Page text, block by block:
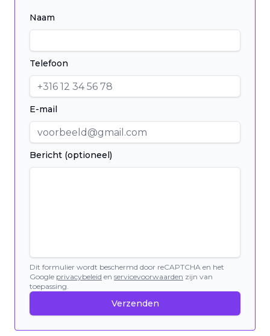
Naam
Telefoon
E-mail
Bericht (optioneel)
Dit formulier wordt beschermd door reCAPTCHA en het
Google privacybeleid en servicevoorwaarden zijn van
toepassing.
Verzenden